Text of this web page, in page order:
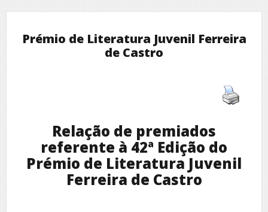
Prémio de Literatura Juvenil Ferreira
de Castro
Relação de premiados
referente à 42ª Edição do
Prémio de Literatura Juvenil
Ferreira de Castro